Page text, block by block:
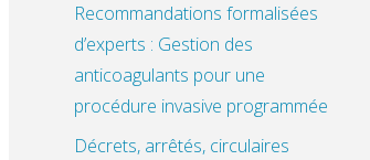
Recommandations formalisées
d’experts : Gestion des
anticoagulants pour une
procédure invasive programmée
Décrets, arrêtés, circulaires